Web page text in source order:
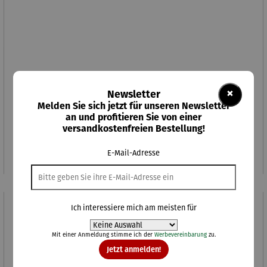
Gartenliege – Deckchair Yacht
×
Newsletter
Melden Sie sich jetzt für unseren Newsletter
an und profitieren Sie von einer
versandkostenfreien Bestellung!
E-Mail-Adresse
Ich interessiere mich am meisten für
Mit einer Anmeldung stimme ich der Werbevereinbarungzu.
Jetzt anmelden!